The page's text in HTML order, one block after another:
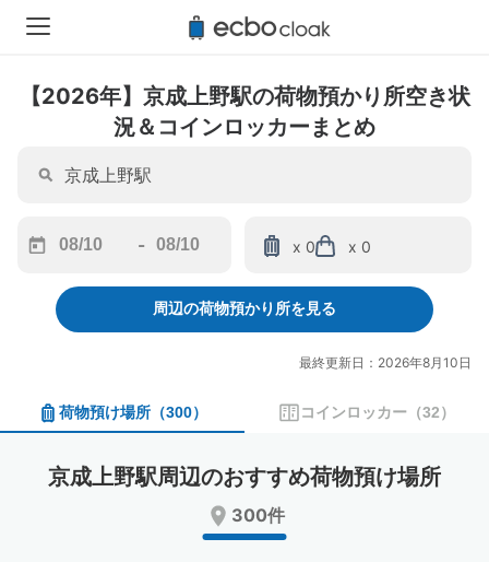
【2026年】京成上野駅の荷物預かり所空き状
況＆コインロッカーまとめ
forward
interact
calendar
and
a
date.
-
backward
to
interact
and
a
date.
x 0 x 0
周辺の荷物預かり所を見る
最終更新日：2026年8月10日
荷物預け場所 （300） コインロッカー （32）
京成上野駅周辺のおすすめ荷物預け場所
300件